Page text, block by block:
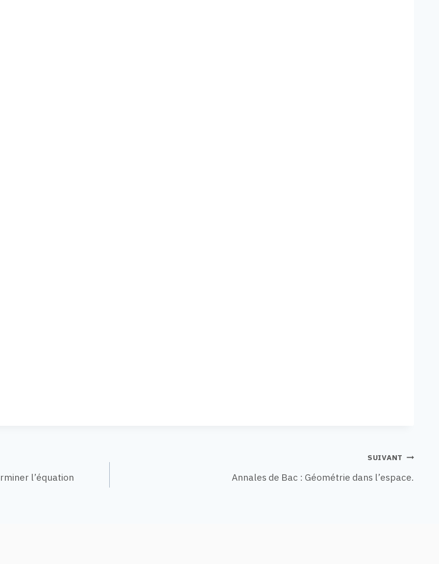
l’équation
SUIVANT
Annales de Bac : Géométrie dans l’espace.